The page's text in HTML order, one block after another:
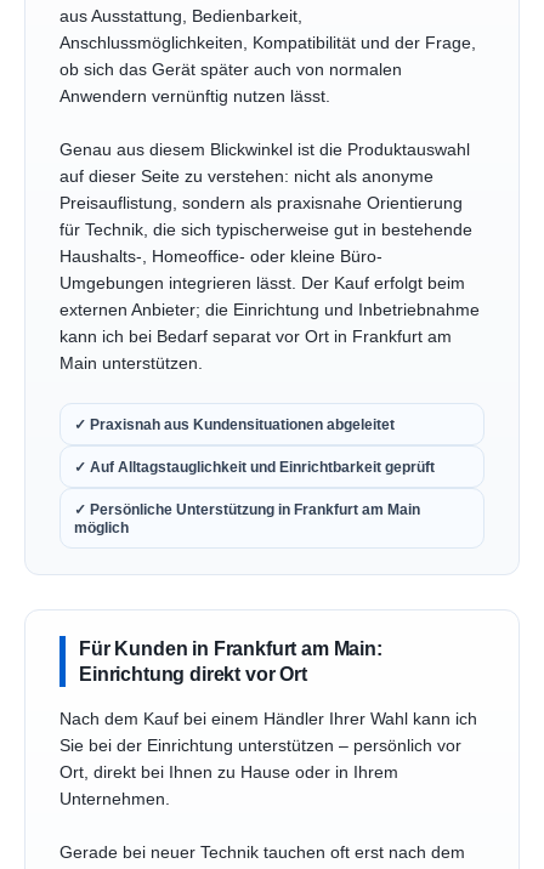
aus Ausstattung, Bedienbarkeit,
Anschlussmöglichkeiten, Kompatibilität und der Frage,
ob sich das Gerät später auch von normalen
Anwendern vernünftig nutzen lässt.
Genau aus diesem Blickwinkel ist die Produktauswahl
auf dieser Seite zu verstehen: nicht als anonyme
Preisauflistung, sondern als praxisnahe Orientierung
für Technik, die sich typischerweise gut in bestehende
Haushalts-, Homeoffice- oder kleine Büro-
Umgebungen integrieren lässt. Der Kauf erfolgt beim
externen Anbieter; die Einrichtung und Inbetriebnahme
kann ich bei Bedarf separat vor Ort in Frankfurt am
Main unterstützen.
✓ Praxisnah aus Kundensituationen abgeleitet
✓ Auf Alltagstauglichkeit und Einrichtbarkeit geprüft
✓ Persönliche Unterstützung in Frankfurt am Main
möglich
Für Kunden in Frankfurt am Main:
Einrichtung direkt vor Ort
Nach dem Kauf bei einem Händler Ihrer Wahl kann ich
Sie bei der Einrichtung unterstützen – persönlich vor
Ort, direkt bei Ihnen zu Hause oder in Ihrem
Unternehmen.
Gerade bei neuer Technik tauchen oft erst nach dem